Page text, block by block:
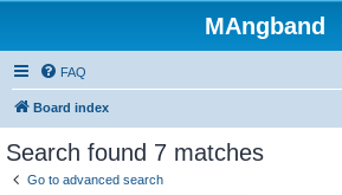
MAngband
FAQ
Board index
Search found 7 matches
Go to advanced search